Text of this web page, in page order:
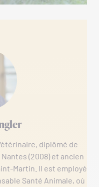
diplômé de
(2008) et ancien
Martin. Il est employé
Santé Animale, où